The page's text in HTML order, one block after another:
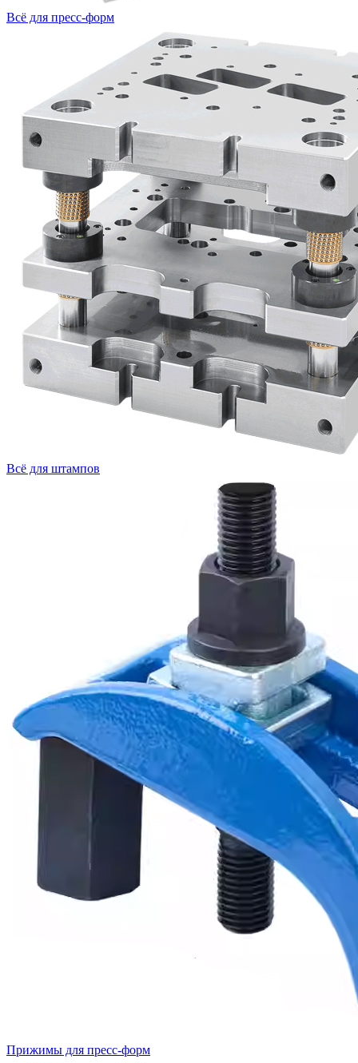
Всё для пресс-форм
Всё для штампов
Прижимы для пресс-форм